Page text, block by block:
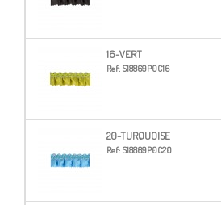
16-VERT
Ref: S18869P0C16
20-TURQUOISE
Ref: S18869P0C20